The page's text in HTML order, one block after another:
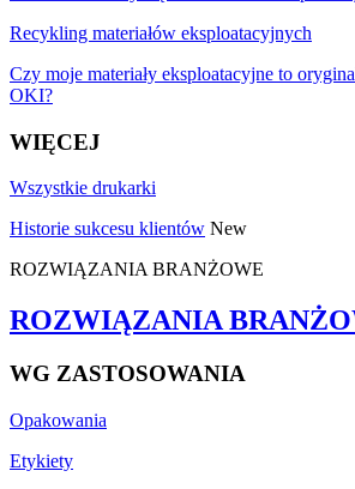
Recykling materiałów eksploatacyjnych
Czy moje materiały eksploatacyjne to
OKI?
WIĘCEJ
Wszystkie drukarki
Historie sukcesu klientów New
ROZWIĄZANIA BRANŻOWE
ROZWIĄZANIA
WG ZASTOSOWANIA
Opakowania
Etykiety